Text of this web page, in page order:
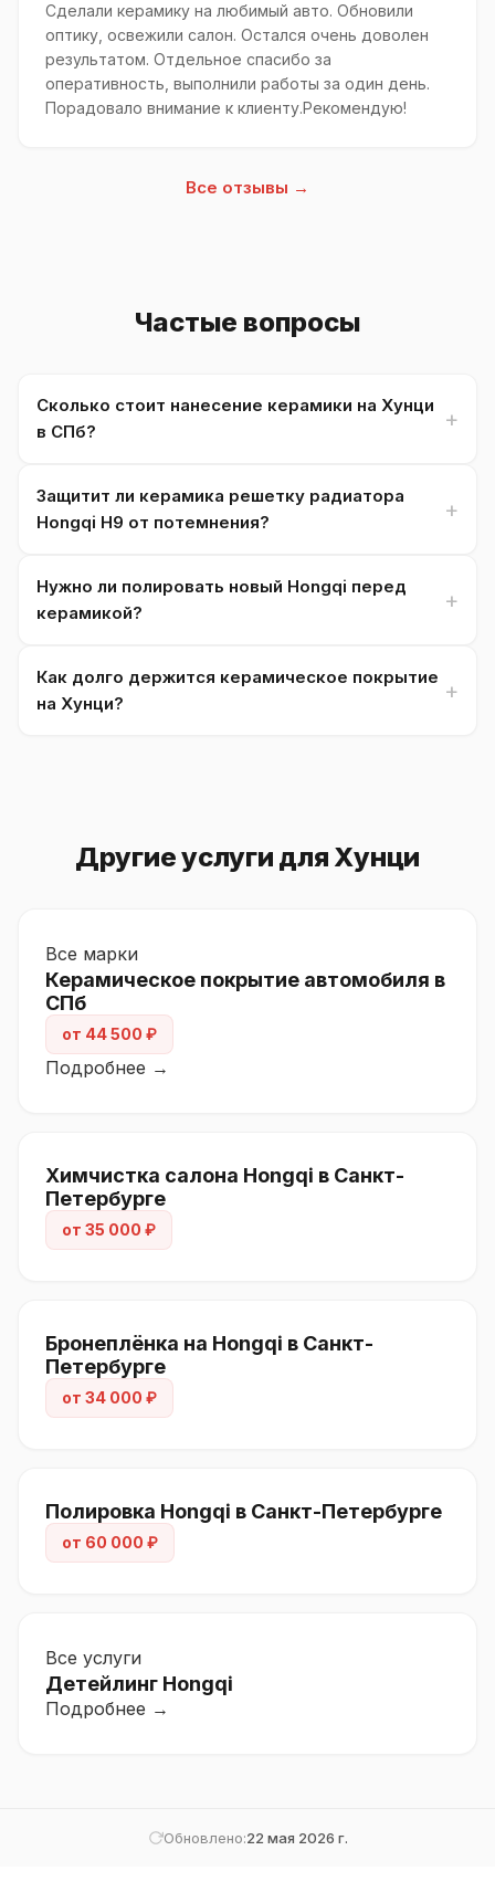
Сделали керамику на любимый авто. Обновили
оптику, освежили салон. Остался очень доволен
результатом. Отдельное спасибо за
оперативность, выполнили работы за один день.
Порадовало внимание к клиенту.Рекомендую!
Все отзывы →
Частые вопросы
Сколько стоит нанесение керамики на Хунци
в СПб?
Защитит ли керамика решетку радиатора
Hongqi H9 от потемнения?
Нужно ли полировать новый Hongqi перед
керамикой?
Как долго держится керамическое покрытие
на Хунци?
Другие услуги для Хунци
Все марки
Керамическое покрытие автомобиля в
СПб
от 44 500 ₽
Подробнее →
Химчистка салона Hongqi в Санкт-
Петербурге
от 35 000 ₽
Бронеплёнка на Hongqi в Санкт-
Петербурге
от 34 000 ₽
Полировка Hongqi в Санкт-Петербурге
от 60 000 ₽
Все услуги
Детейлинг Hongqi
Подробнее →
Обновлено:22 мая 2026 г.